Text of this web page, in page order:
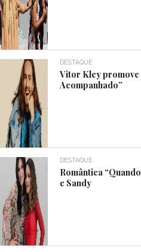
DESTAQUE
Vitor Kley promove
Acompanhado”
DESTAQUE
Romântica
e Sandy